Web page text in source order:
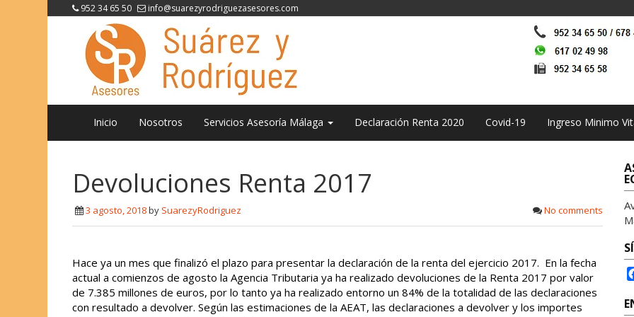
952 34 65 50 info@suarezyrodriguezasesores.com
Inicio Nosotros Servicios Asesoría Málaga Declaración Renta 2020 Covid-19 Ingreso Minimo
Devoluciones Renta 2017
3 agosto, 2018by SuarezyRodriguez No comments
Hace ya un mes que finalizó el plazo para presentar la declaración de la renta del ejercicio 2017. En la fecha
actual a comienzos de agosto la Agencia Tributaria ya ha realizado devoluciones de la Renta 2017 por valor
de 7.385 millones de euros, por lo tanto ya ha realizado entorno un 84% de la totalidad de las declaraciones
con resultado a devolver. Según las estimaciones de la AEAT, las declaraciones a devolver y los importes